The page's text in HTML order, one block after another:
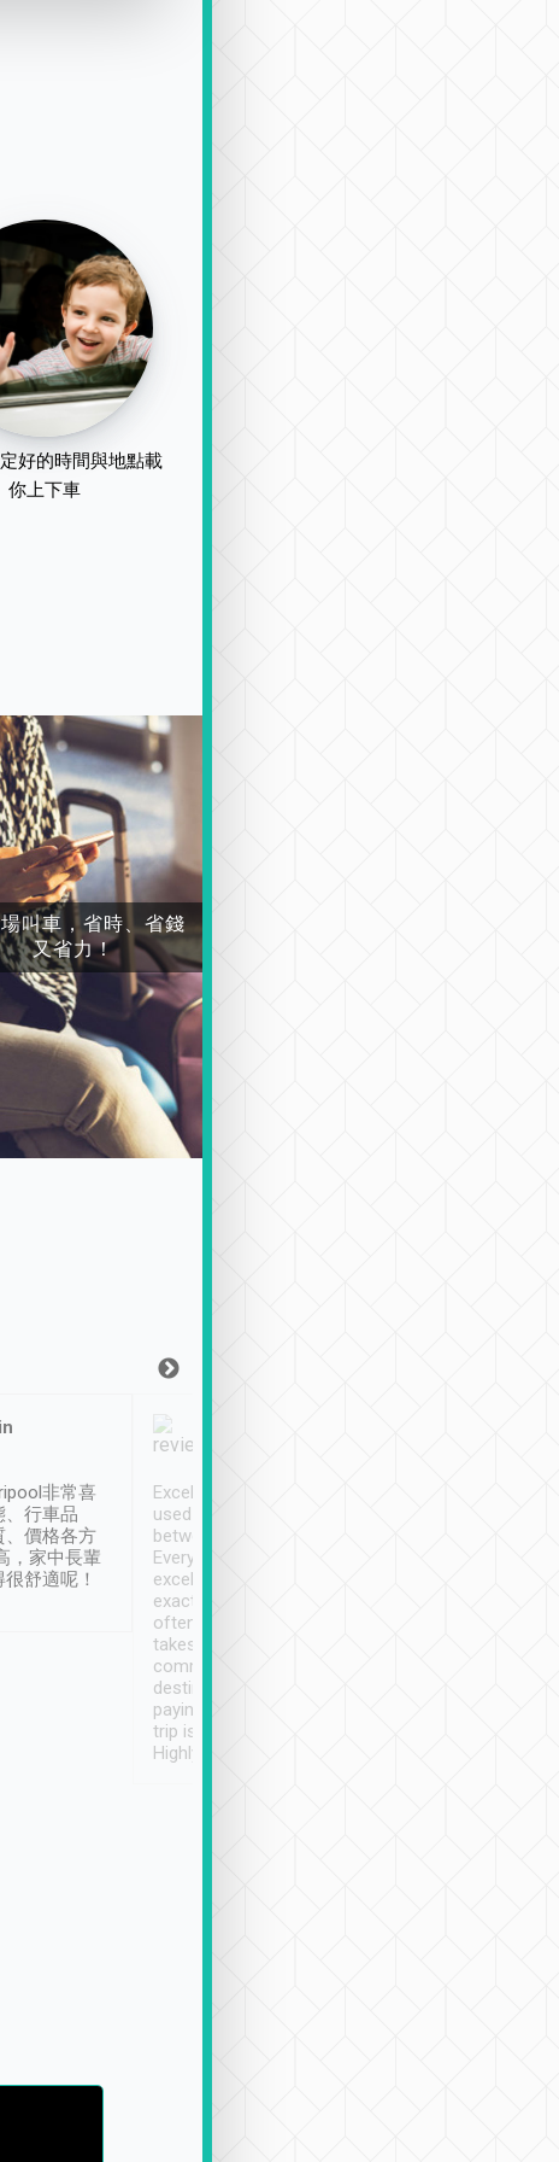
好的時間與地點載
你上下車
叫車，省時、省錢
又省力！
非常喜
、行車品
、價格各方
，家中長輩
舒適呢！
Excellent service. We have
used Tripool to travel
between cities in Taiwan.
Every driver has been
excellent and arrives
exactly on time. As there is
often limited English it
takes the difficulty out of
communicating the
destination details and
paying online prior to the
trip is very convenient.
Highly recommended